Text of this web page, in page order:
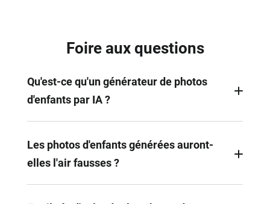
Foire aux questions
Qu'est-ce qu'un générateur de photos
d'enfants par IA ?
pour générer des photos d'enfants réalistes et
stylisées, dignes d'un studio, sans avoir besoin
Les photos d'enfants générées auront-
elles l'air fausses ?